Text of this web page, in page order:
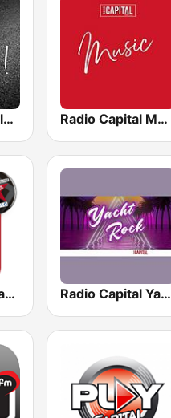
Radio Capital Classic Rock Radio Capital Music
Virgin Radio Classic Rock Radio Capital Yacht Rock